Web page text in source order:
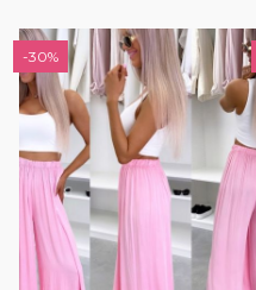
-30%